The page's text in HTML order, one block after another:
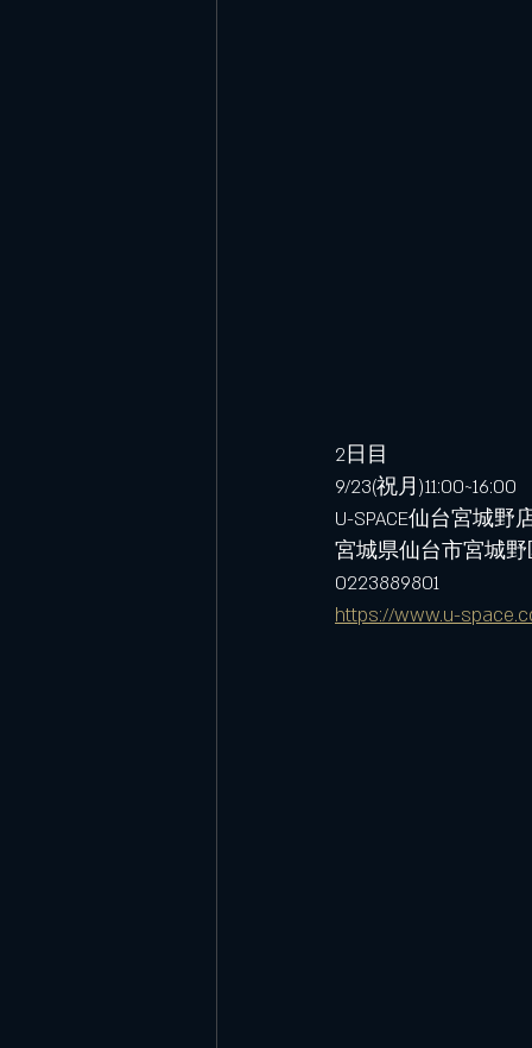
2日目
9/23(祝月)11:00~16:00
U-SPACE仙台宮城野
宮城県仙台市宮城野
0223889801
https://www.u-